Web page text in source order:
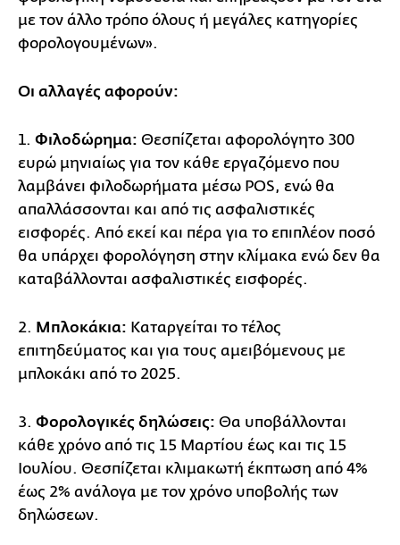
με τον άλλο τρόπο όλους ή μεγάλες κατηγορίες
φορολογουμένων».
Οι αλλαγές αφορούν:
1. Φιλοδώρημα: Θεσπίζεται αφορολόγητο 300
ευρώ μηνιαίως για τον κάθε εργαζόμενο που
λαμβάνει φιλοδωρήματα μέσω POS, ενώ θα
απαλλάσσονται και από τις ασφαλιστικές
εισφορές. Από εκεί και πέρα για το επιπλέον ποσό
θα υπάρχει φορολόγηση στην κλίμακα ενώ δεν θα
καταβάλλονται ασφαλιστικές εισφορές.
2. Μπλοκάκια: Καταργείται το τέλος
επιτηδεύματος και για τους αμειβόμενους με
μπλοκάκι από το 2025.
3. Φορολογικές δηλώσεις: Θα υποβάλλονται
κάθε χρόνο από τις 15 Μαρτίου έως και τις 15
Ιουλίου. Θεσπίζεται κλιμακωτή έκπτωση από 4%
έως 2% ανάλογα με τον χρόνο υποβολής των
δηλώσεων.